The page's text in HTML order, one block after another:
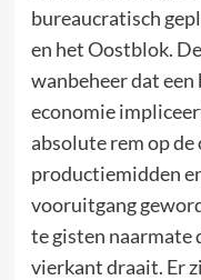
bureaucratisch
en het Oostblok.
wanbeheer dat
economie
absolute rem op
productiemidden
vooruitgang
te gisten naarmate
vierkant draait. Er